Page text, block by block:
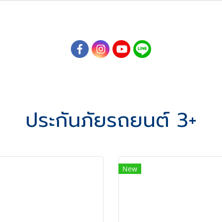
ประกันภัยรถยนต์ 3+
New